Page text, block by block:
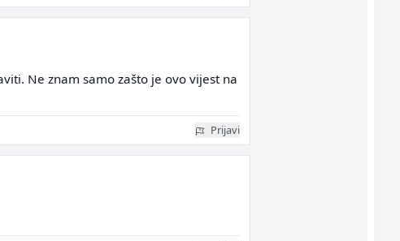
Ne znam samo zašto je ovo vijest na
Prijavi